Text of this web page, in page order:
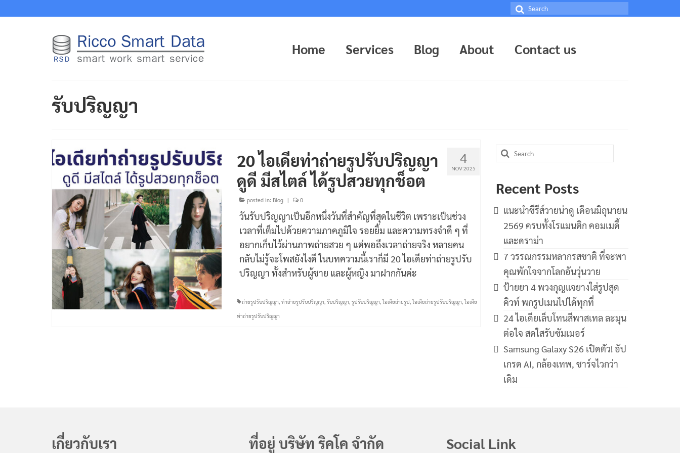
Search
Home Services Blog About Contact us
รับปริญญา
4
NOV 2025
20 ไอเดียท่าถ่ายรูปรับปริญญา
ดูดี มีสไตล์ ได้รูปสวยทุกช็อต
posted in: Blog | 0
วันรับปริญญาเป็นอีกหนึ่งวันที่สำคัญที่สุดในชีวิต เพราะเป็นช่วง
เวลาที่เต็มไปด้วยความภาคภูมิใจ รอยยิ้ม และความทรงจำดี ๆ ที่
อยากเก็บไว้ผ่านภาพถ่ายสวย ๆ แต่พอถึงเวลาถ่ายจริง หลายคน
กลับไม่รู้จะโพสยังไงดี ในบทความนี้เราก็มี 20 ไอเดียท่าถ่ายรูปรับ
ปริญญา ทั้งสำหรับผู้ชาย และผู้หญิง มาฝากกันค่ะ
ถ่ายรูปรับปริญญา ท่าถ่ายรูปรับปริญญา รับปริญญา รูปรับปริญญา ,ไอเดียถ่ายรูป ,ไอเดียถ่ายรูปรับปริญญา ,ไอเดีย
ท่าถ่ายรูปรับปริญญา
Search
for:
Recent Posts
แนะนำซีรีส์วายน่าดู เดือนมิถุนายน
2569 ครบทั้งโรแมนติก คอมเมดี้
และดราม่า
7 วรรณกรรมหลากรสชาติ ที่จะพา
คุณพักใจจากโลกอันวุ่นวาย
ป้ายยา 4 พวงกุญแจยางใส่รูปสุด
คิวท์ พกรูปเมนไปได้ทุกที่
24 ไอเดียเล็บโทนสีพาสเทล ละมุน
ต่อใจ สดใสรับซัมเมอร์
Samsung Galaxy S26 เปิดตัว! อัป
เกรด AI, กล้องเทพ, ชาร์จไวกว่า
เดิม
เกี่ยวกับเรา ที่อยู่ บริษัท ริคโค จำกัด Social Link